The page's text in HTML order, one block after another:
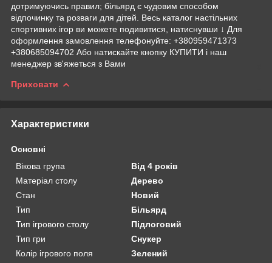
дотримуючись правил; більярд є чудовим способом
відпочинку та розваги для дітей. Весь каталог настільних
спортивних ігор ви можете подивитися, натиснувши ↓ Для
оформлення замовлення телефонуйте: +380959471373
+380685094702 Або натискайте кнопку КУПИТИ і наш
менеджер зв'яжеться з Вами
Приховати
Характеристики
Основні
Вікова група
Від 4 років
Матеріал столу
Дерево
Стан
Новий
Тип
Більярд
Тип ігрового столу
Підлоговий
Тип гри
Снукер
Колір ігрового поля
Зелений